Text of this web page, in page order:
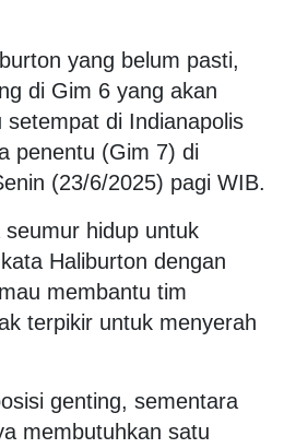
yang belum pasti,
di Gim 6 yang akan
di Indianapolis
penentu (Gim 7) di
(23/6/2025) pagi WIB.
seumur hidup untuk
Haliburton dengan
membantu tim
terpikir untuk menyerah
genting, sementara
membutuhkan satu